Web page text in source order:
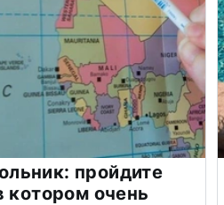
пройдите
котором очень